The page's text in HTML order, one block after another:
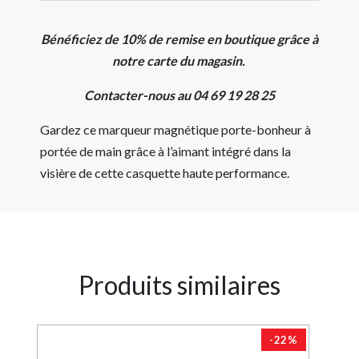
Bénéficiez de 10% de remise en boutique grâce à
notre carte du magasin.
Contacter-nous au 04 69 19 28 25
Gardez ce marqueur magnétique porte-bonheur à
portée de main grâce à l’aimant intégré dans la
visière de cette casquette haute performance.
Produits similaires
-22%